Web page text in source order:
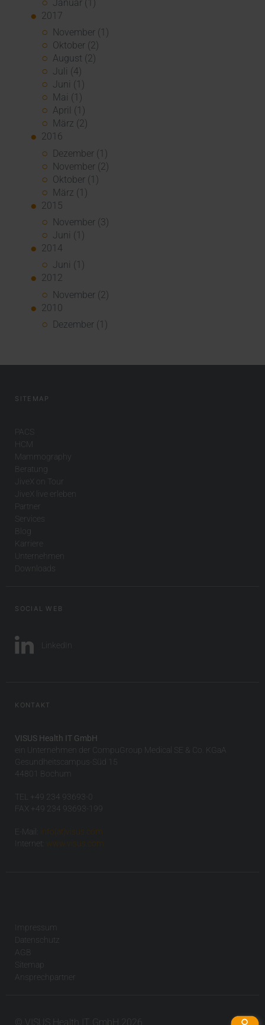
Januar (1)
2017
November (1)
Oktober (2)
August (2)
Juli (4)
Juni (1)
Mai (1)
April (1)
März (2)
2016
Dezember (1)
November (2)
Oktober (1)
März (1)
2015
November (3)
Juni (1)
2014
Juni (1)
2012
November (2)
2010
Dezember (1)
SITEMAP
PACS
HCM
Mammography
Beratung
JiveX on Tour
JiveX live erleben
Partner
Services
Blog
Karriere
Unternehmen
Downloads
SOCIAL WEB
LinkedIn
KONTAKT
VISUS Health IT GmbH
ein Unternehmen der CompuGroup Medical SE & Co. KGaA
Gesundheitscampus-Süd 15
44801 Bochum
TEL +49 234 93693-0
FAX +49 234 93693-199
E-Mail:
info(at)visus.com
Internet:
www.visus.com
Impressum
Datenschutz
AGB
Sitemap
Ansprechpartner
© VISUS Health IT GmbH 2026